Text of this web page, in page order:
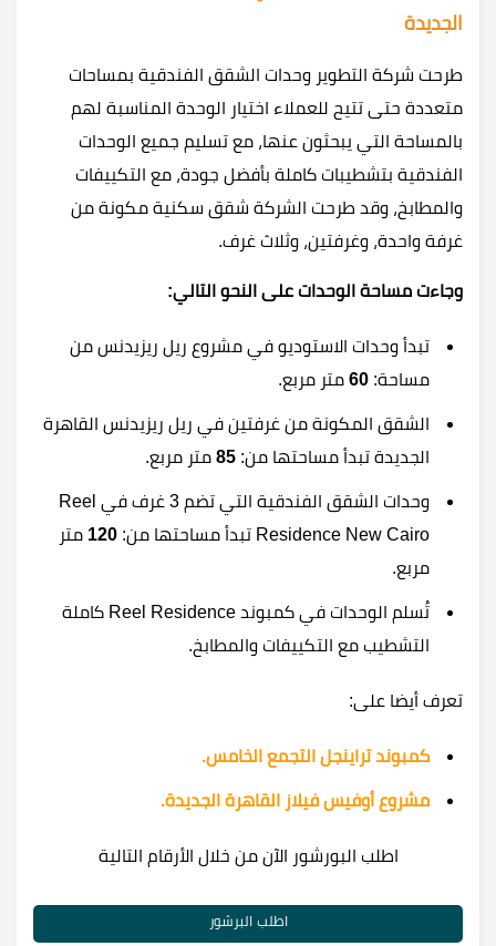
الجديدة
طرحت شركة التطوير وحدات الشقق الفندقية بمساحات
متعددة حتى تتيح للعملاء اختيار الوحدة المناسبة لهم
بالمساحة التي يبحثون عنها، مع تسليم جميع الوحدات
الفندقية بتشطيبات كاملة بأفضل جودة، مع التكييفات
والمطابخ، وقد طرحت الشركة شقق سكنية مكونة من
غرفة واحدة، وغرفتين، وثلاث غرف.
وجاءت مساحة الوحدات على النحو التالي:
تبدأ وحدات الاستوديو في مشروع ريل ريزيدنس من
مساحة: 60 متر مربع.
الشقق المكونة من غرفتين في ريل ريزيدنس القاهرة
الجديدة تبدأ مساحتها من: 85 متر مربع.
وحدات الشقق الفندقية التي تضم 3 غرف في Reel
Residence New Cairo تبدأ مساحتها من:
120 متر
مربع.
تُسلم الوحدات في كمبوند Reel Residence كاملة
التشطيب مع التكييفات والمطابخ.
تعرف أيضا على:
كمبوند تراينجل التجمع الخامس.
مشروع أوفيس فيلاز القاهرة الجديدة.
اطلب البورشور الآن من خلال الأرقام التالية
اطلب البرشور